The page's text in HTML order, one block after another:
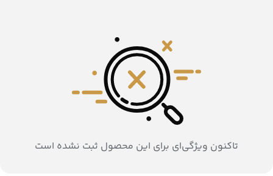
تاکنون ویژگی‌ای برای این محصول ثبت نشده است